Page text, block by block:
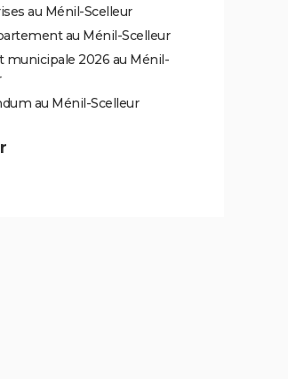
au Ménil-Scelleur
au Ménil-Scelleur
municipale 2026 au Ménil-
au Ménil-Scelleur